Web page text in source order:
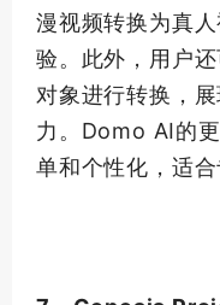
漫视频转换为真
验。此外，用户
对象进行转换，
力。Domo AI的
单和个性化，适合